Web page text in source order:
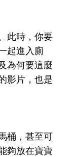
此時，你要
起進入廁
為何要這麼
影片，也是
桶，甚至可
夠放在寶寶